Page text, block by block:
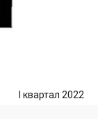
I квартал 2022